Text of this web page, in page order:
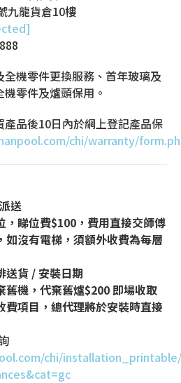
九龍貨倉10樓
機零件更換服務、首年玻璃及
零件及爐頭保用。
品後10日內於網上登記產品保
chi/warranty/
送
，睇位費$100，費用直接交師傅
如沒有電梯，須額外收費為每層
送貨 / 安裝日期
舊機，代棄舊爐$200 即場收取
費項目，總代理將於安裝時直接
chi/